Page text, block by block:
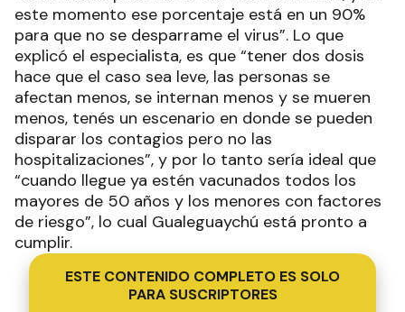
este momento ese porcentaje está en un 90%
para que no se desparrame el virus”. Lo que
explicó el especialista, es que “tener dos dosis
hace que el caso sea leve, las personas se
afectan menos, se internan menos y se mueren
menos, tenés un escenario en donde se pueden
disparar los contagios pero no las
hospitalizaciones”, y por lo tanto sería ideal que
“cuando llegue ya estén vacunados todos los
mayores de 50 años y los menores con factores
de riesgo”, lo cual Gualeguaychú está pronto a
cumplir.
ESTE CONTENIDO COMPLETO ES SOLO
PARA SUSCRIPTORES